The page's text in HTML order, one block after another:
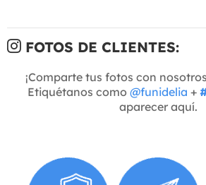
FOTOS DE CLIENTES:
¡Comparte tus fotos con
Etiquétanos como @funidelia +
aparecer aquí.